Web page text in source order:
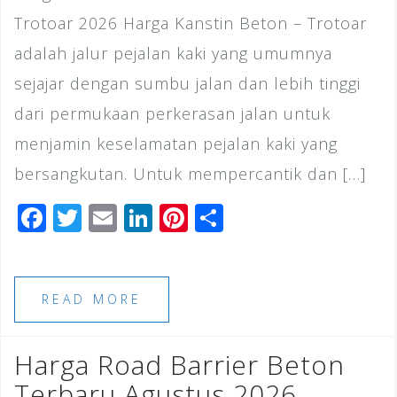
Trotoar 2026 Harga Kanstin Beton – Trotoar
adalah jalur pejalan kaki yang umumnya
sejajar dengan sumbu jalan dan lebih tinggi
dari permukaan perkerasan jalan untuk
menjamin keselamatan pejalan kaki yang
bersangkutan. Untuk mempercantik dan […]
F
c
e
b
o
o
T
tt
e
r
E
ai
l
Li
k
dI
n
Pi
st
READ MORE
Harga Road Barrier Beton